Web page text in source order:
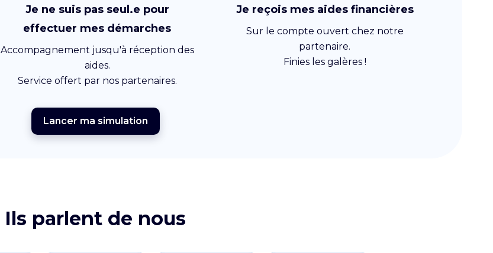
Je ne suis pas seul.e pour
effectuer mes démarches
Accompagnement jusqu'à réception des
aides.
Service offert par nos partenaires.
Je reçois mes aides financières
Sur le compte ouvert chez notre
partenaire.
Finies les galères !
Lancer ma simulation
Ils parlent de nous